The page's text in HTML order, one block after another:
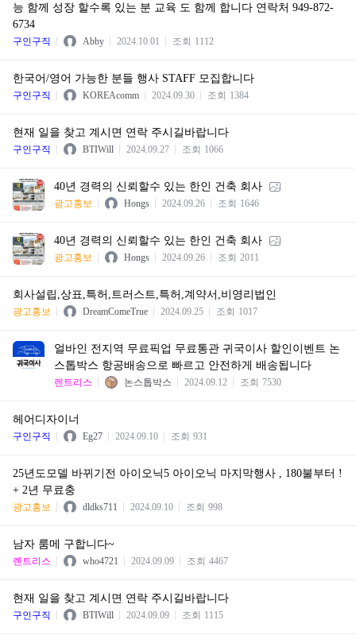
능 함께 성장 할수록 있는 분 교육 도 함께 합니다 연락처 949-872-
6734
구인구직 Abby 2024.10.01 조회 1112
한국어/영어 가능한 분들 행사 STAFF 모집합니다
구인구직 KOREAcomm 2024.09.30 조회 1384
현재 일을 찾고 계시면 연락 주시길바랍니다
구인구직 BTIWill 2024.09.27 조회 1066
40년 경력의 신뢰할수 있는 한인 건축 회사
광고홍보 Hongs 2024.09.26 조회 1646
40년 경력의 신뢰할수 있는 한인 건축 회사
광고홍보 Hongs 2024.09.26 조회 2011
회사설립,상표,특허,트러스트,특허,계약서,비영리법인
광고홍보 DreamComeTrue 2024.09.25 조회 1017
얼바인 전지역 무료픽업 무료통관 귀국이사 할인이벤트 논
스톱박스 항공배송으로 빠르고 안전하게 배송됩니다
렌트리스 논스톱박스 2024.09.12 조회 7530
헤어디자이너
구인구직 Eg27 2024.09.10 조회 931
25년도모델 바뀌기전 아이오닉5 아이오닉 마지막행사 , 180불부터 !
+ 2년 무료충
광고홍보 dldks711 2024.09.10 조회 998
남자 룸메 구합니다~
렌트리스 who4721 2024.09.09 조회 4467
현재 일을 찾고 계시면 연락 주시길바랍니다
구인구직 BTIWill 2024.09.09 조회 1115